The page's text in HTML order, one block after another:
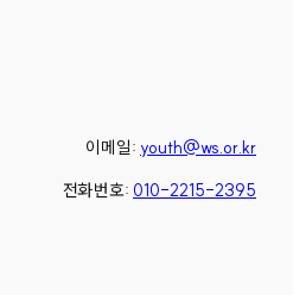
이메일: youth@ws.or.kr
전화번호: 010-2215-2395